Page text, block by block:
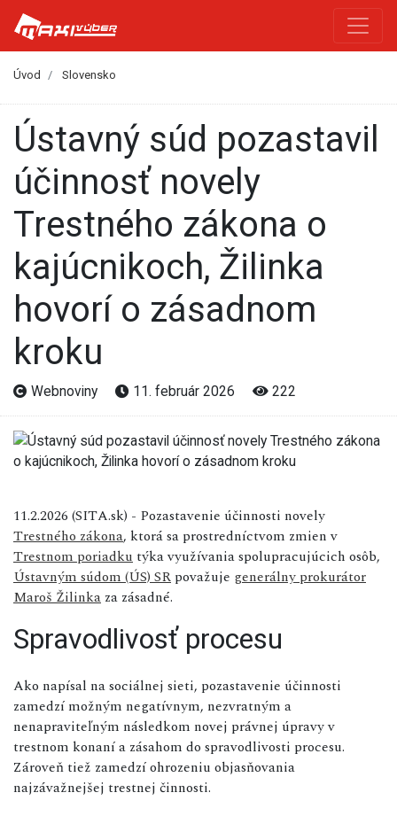
Úvod Slovensko
Ústavný súd pozastavil
účinnosť novely
Trestného zákona o
kajúcnikoch, Žilinka
hovorí o zásadnom
kroku
Webnoviny 11. február 2026 222
11.2.2026 (SITA.sk) - Pozastavenie účinnosti novely
Trestného zákona, ktorá sa prostredníctvom zmien v
Trestnom poriadku týka využívania spolupracujúcich osôb,
Ústavným súdom (ÚS) SR považuje generálny prokurátor
Maroš Žilinka za zásadné.
Spravodlivosť procesu
Ako napísal na sociálnej sieti, pozastavenie účinnosti
zamedzí možným negatívnym, nezvratným a
nenapraviteľným následkom novej právnej úpravy v
trestnom konaní a zásahom do spravodlivosti procesu.
Zároveň tiež zamedzí ohrozeniu objasňovania
najzávažnejšej trestnej činnosti.